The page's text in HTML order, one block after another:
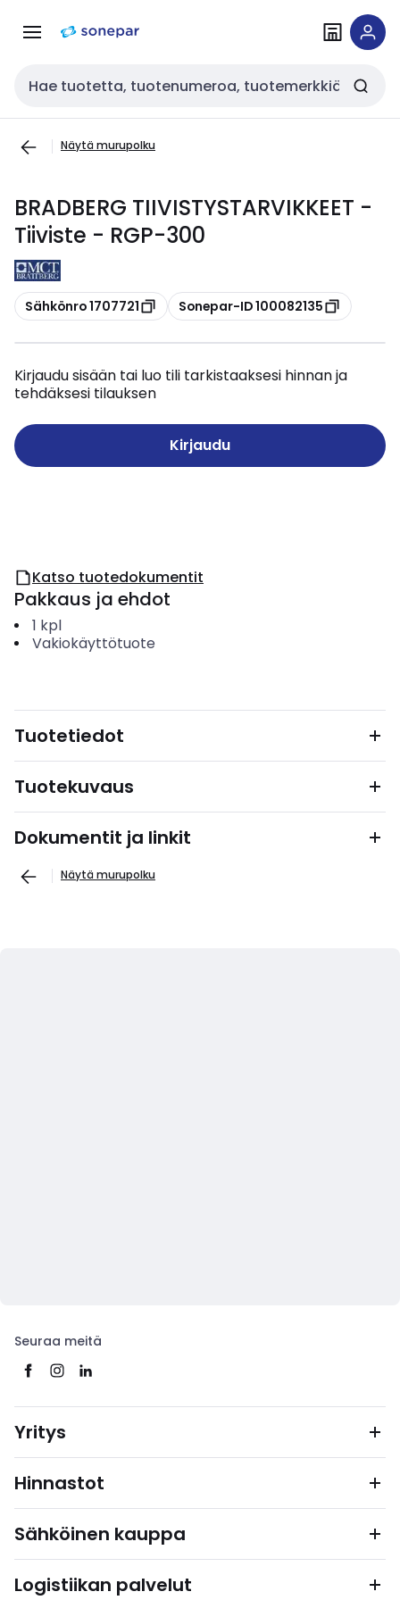
navigointiinsisältöön
Haku
Näytä murupolku
BRADBERG TIIVISTYSTARVIKKEET -
Tiiviste - RGP-300
Kopioi
Sähkönro 1707721 Kopioi
Sonepar-ID 100082135
Kirjaudu sisään tai luo tili tarkistaaksesi hinnan ja
tehdäksesi tilauksen
Kirjaudu
Katso tuotedokumentit
Pakkaus ja ehdot
1 kpl
Vakiokäyttötuote
Tuotetiedot
Tuotekuvaus
Dokumentit ja linkit
Näytä murupolku
Seuraa meitä
Yritys
Hinnastot
Sähköinen kauppa
Logistiikan palvelut